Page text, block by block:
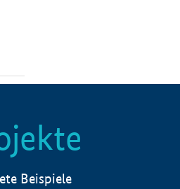
Beispiele